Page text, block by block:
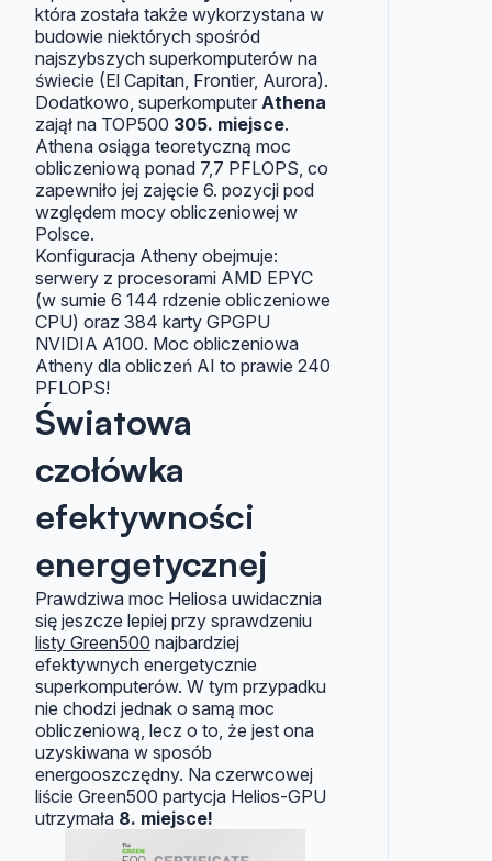
która została także wykorzystana w
budowie niektórych spośród
najszybszych superkomputerów na
świecie (El Capitan, Frontier, Aurora).
Dodatkowo, superkomputer Athena
zajął na TOP500 305. miejsce.
Athena osiąga teoretyczną moc
obliczeniową ponad 7,7 PFLOPS, co
zapewniło jej zajęcie 6. pozycji pod
względem mocy obliczeniowej w
Polsce.
Konfiguracja Atheny obejmuje:
serwery z procesorami AMD EPYC
(w sumie 6 144 rdzenie obliczeniowe
CPU) oraz 384 karty GPGPU
NVIDIA A100. Moc obliczeniowa
Atheny dla obliczeń AI to prawie 240
PFLOPS!
Światowa
czołówka
efektywności
energetycznej
Prawdziwa moc Heliosa uwidacznia
się jeszcze lepiej przy sprawdzeniu
listy Green500 najbardziej
efektywnych energetycznie
superkomputerów. W tym przypadku
nie chodzi jednak o samą moc
obliczeniową, lecz o to, że jest ona
uzyskiwana w sposób
energooszczędny. Na czerwcowej
liście Green500 partycja Helios-GPU
utrzymała 8. miejsce!